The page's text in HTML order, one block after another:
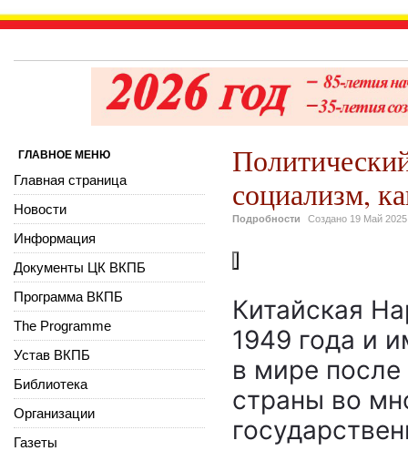
социализм,
Подробности Создано 19 Май 2025
Китайская
1949 года и
в мире
страны во
ГЛАВНОЕ МЕНЮ
Главная страница
Новости
Информация
Документы ЦК ВКПБ
Программа ВКПБ
The Programme
Устав ВКПБ
Библиотека
Организации
Газеты